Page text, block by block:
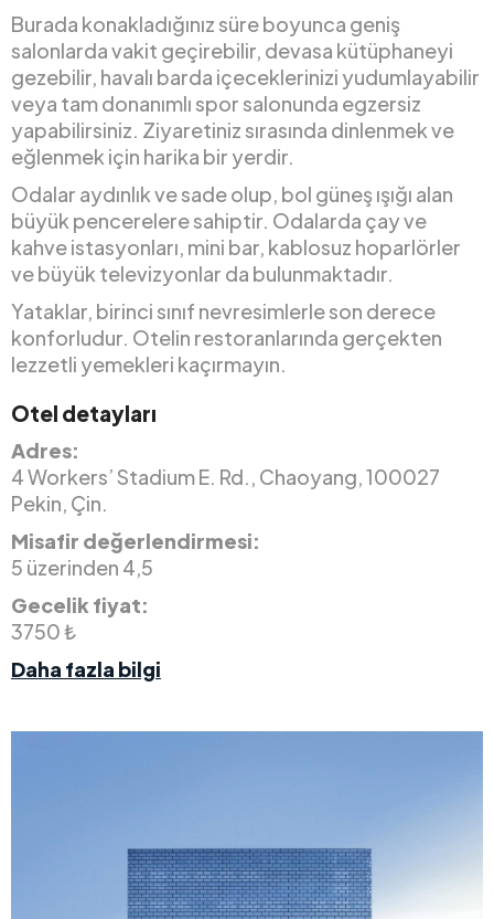
Burada konakladığınız süre boyunca geniş
salonlarda vakit geçirebilir, devasa kütüphaneyi
gezebilir, havalı barda içeceklerinizi yudumlayabilir
veya tam donanımlı spor salonunda egzersiz
yapabilirsiniz. Ziyaretiniz sırasında dinlenmek ve
eğlenmek için harika bir yerdir.
Odalar aydınlık ve sade olup, bol güneş ışığı alan
büyük pencerelere sahiptir. Odalarda çay ve
kahve istasyonları, mini bar, kablosuz hoparlörler
ve büyük televizyonlar da bulunmaktadır.
Yataklar, birinci sınıf nevresimlerle son derece
konforludur. Otelin restoranlarında gerçekten
lezzetli yemekleri kaçırmayın.
Otel detayları
Adres:
4 Workers’ Stadium E. Rd., Chaoyang, 100027
Pekin, Çin.
Misafir değerlendirmesi:
5 üzerinden 4,5
Gecelik fiyat:
3750 ₺
Daha fazla bilgi